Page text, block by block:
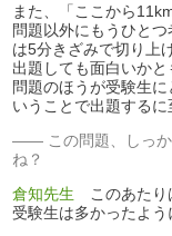
また、「ここから
問題以外にもうひと
は5分きざみで切り上
出題しても面白いか
問題のほうが受験生
いうことで出題するに
この問題、しっ
ね？
倉知先生
このあた
受験生は多かったよう